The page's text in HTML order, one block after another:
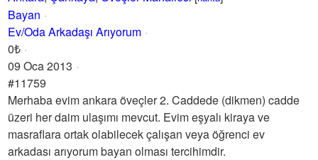
Bayan
Ev/Oda Arkadaşı Arıyorum
0₺
09 Oca 2013
#11759
Merhaba evim ankara öveçler 2. Caddede (dikmen) cadde
üzeri her daim ulaşımı mevcut. Evim eşyalı kiraya ve
masraflara ortak olabilecek çalışan veya öğrenci ev
arkadası arıyorum bayan olması tercihimdir.